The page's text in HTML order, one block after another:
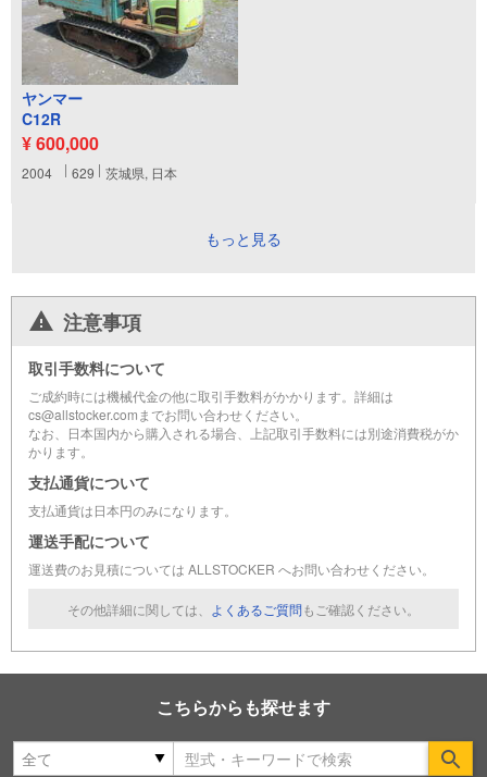
ヤンマー
C12R
¥ 600,000
2004 629 茨城県, 日本
もっと見る
注意事項
取引手数料について
ご成約時には機械代金の他に取引手数料がかかります。詳細は
cs@allstocker.comまでお問い合わせください。
なお、日本国内から購入される場合、上記取引手数料には別途消費税がか
かります。
支払通貨について
支払通貨は日本円のみになります。
運送手配について
運送費のお見積については ALLSTOCKER へお問い合わせください。
その他詳細に関しては、 よくあるご質問もご確認ください。
こちらからも探せます